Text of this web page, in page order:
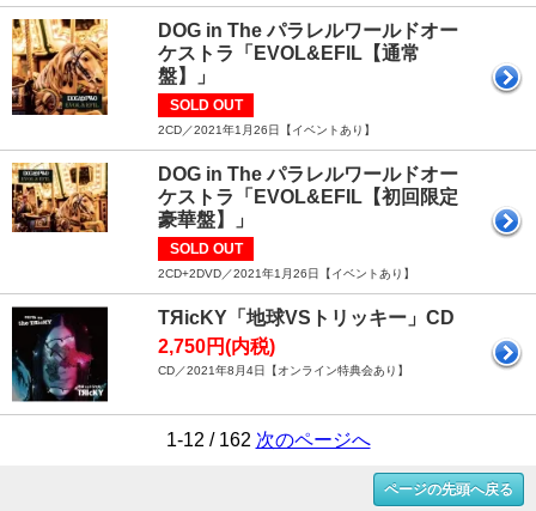
DOG in The パラレルワールドオー
ケストラ「EVOL&EFIL【通常
盤】」
SOLD OUT
2CD／2021年1月26日【イベントあり】
DOG in The パラレルワールドオー
ケストラ「EVOL&EFIL【初回限定
豪華盤】」
SOLD OUT
2CD+2DVD／2021年1月26日【イベントあり】
TЯicKY「地球VSトリッキー」CD
2,750円(内税)
CD／2021年8月4日【オンライン特典会あり】
1-12 / 162 次のページへ
ページの先頭へ戻る